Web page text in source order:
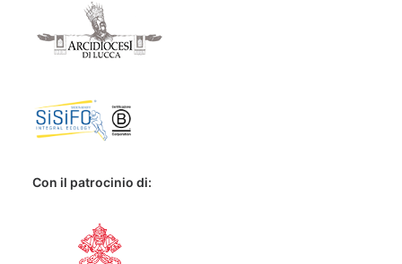
Con il patrocinio di: